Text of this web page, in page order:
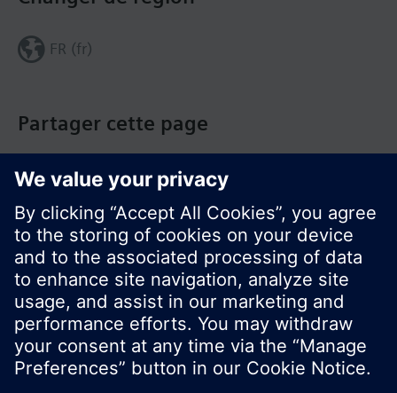
Partager cette page
FR (fr)
© Siemens Switzerland Ltd. Building Technologies
Group - 2016